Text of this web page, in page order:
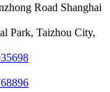
Road Shanghai
Park, Taizhou City,